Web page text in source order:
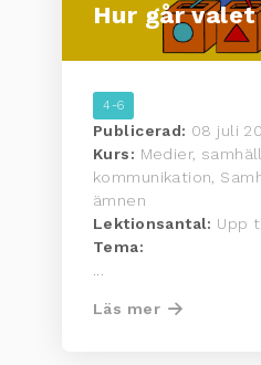
Hur går
4-6
Publicerad: 08 juli
Kurs: Medier,
kommunikation,
ämnen
Lektionsantal: Upp
Tema:
Läs mer